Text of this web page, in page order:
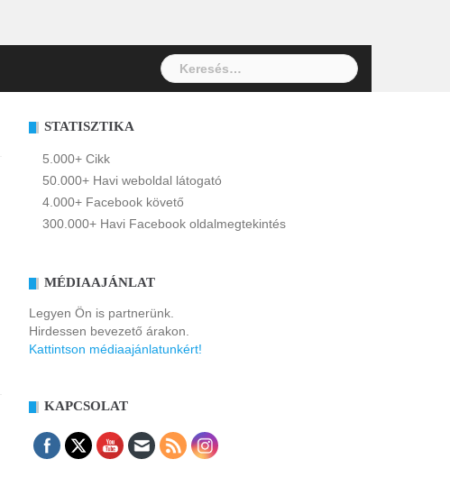
Keresés:
STATISZTIKA
5.000+ Cikk
50.000+ Havi weboldal látogató
4.000+ Facebook követő
300.000+ Havi Facebook oldalmegtekintés
MÉDIAAJÁNLAT
Legyen Ön is partnerünk.
Hirdessen bevezető árakon.
Kattintson médiaajánlatunkért!
KAPCSOLAT